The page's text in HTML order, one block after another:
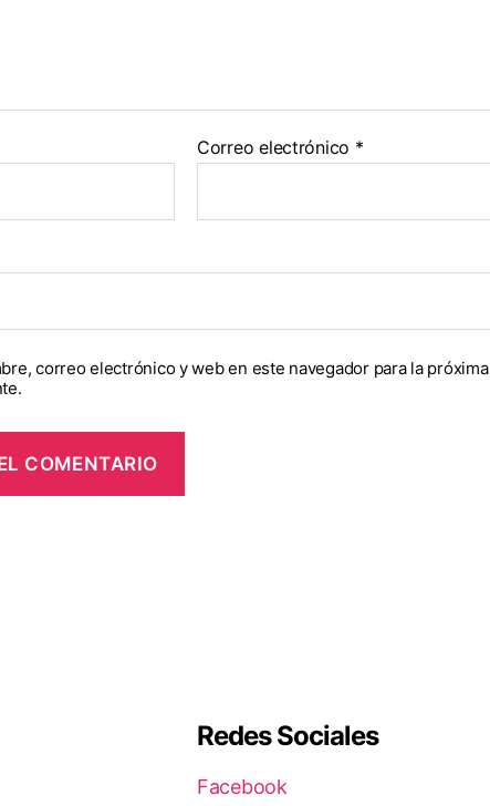
Correo electrónico *
correo electrónico y web en este navegador para la próxima
Redes Sociales
Facebook